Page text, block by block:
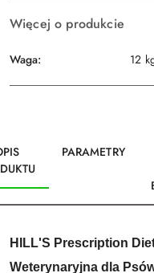
Więcej o produkcie
Waga: 12
PARAMETRY
HILL'S Prescription
Weterynaryjna dla